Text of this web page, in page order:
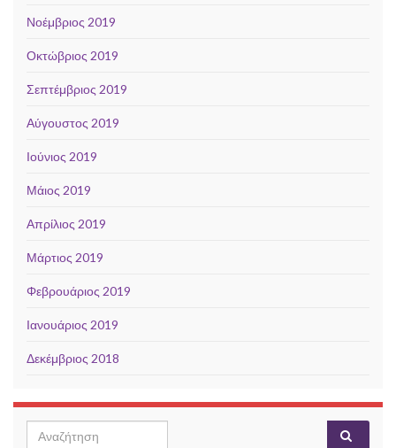
Νοέμβριος 2019
Οκτώβριος 2019
Σεπτέμβριος 2019
Αύγουστος 2019
Ιούνιος 2019
Μάιος 2019
Απρίλιος 2019
Μάρτιος 2019
Φεβρουάριος 2019
Ιανουάριος 2019
Δεκέμβριος 2018
Search for: